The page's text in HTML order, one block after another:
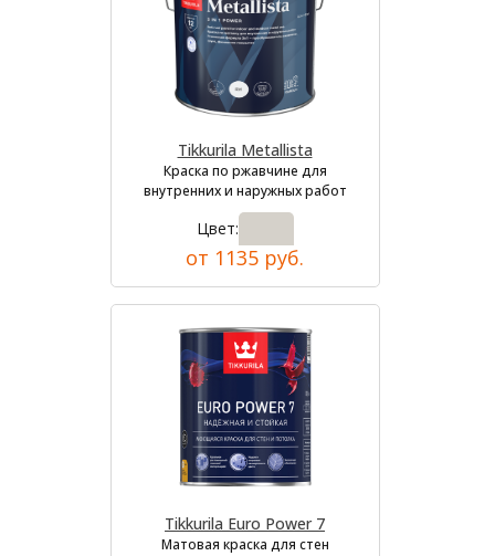
Tikkurila Metallista
Краска по ржавчине для
внутренних и наружных работ
Цвет:
от 1135 руб.
Tikkurila Euro Power 7
Матовая краска для стен